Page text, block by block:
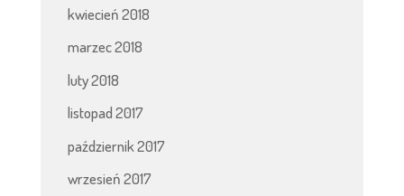
kwiecień 2018
marzec 2018
luty 2018
listopad 2017
październik 2017
wrzesień 2017